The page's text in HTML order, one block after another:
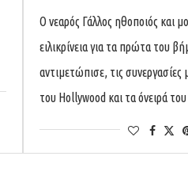
Ο νεαρός Γάλλος ηθοποιός και
ειλικρίνεια για τα πρώτα του
αντιμετώπισε, τις
του Hollywood και τα όνειρά